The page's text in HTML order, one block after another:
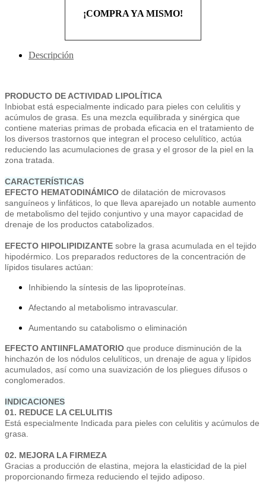
¡COMPRA YA MISMO!
Descripción
PRODUCTO DE ACTIVIDAD LIPOLÍTICA
Inbiobat está especialmente indicado para pieles con celulitis y
acúmulos de grasa. Es una mezcla equilibrada y sinérgica que
contiene materias primas de probada eficacia en el tratamiento de
los diversos trastornos que integran el proceso celulítico, actúa
reduciendo las acumulaciones de grasa y el grosor de la piel en la
zona tratada.
CARACTERÍSTICAS
EFECTO HEMATODINÁMICO de dilatación de microvasos
sanguíneos y linfáticos, lo que lleva aparejado un notable aumento
de metabolismo del tejido conjuntivo y una mayor capacidad de
drenaje de los productos catabolizados.
EFECTO HIPOLIPIDIZANTE sobre la grasa acumulada en el tejido
hipodérmico. Los preparados reductores de la concentración de
lípidos tisulares actúan:
Inhibiendo la síntesis de las lipoproteínas.
Afectando al metabolismo intravascular.
Aumentando su catabolismo o eliminación
EFECTO ANTIINFLAMATORIO que produce disminución de la
hinchazón de los nódulos celulíticos, un drenaje de agua y lípidos
acumulados, así como una suavización de los pliegues difusos o
conglomerados.
INDICACIONES
01. REDUCE LA CELULITIS
Está especialmente Indicada para pieles con celulitis y acúmulos de
grasa.
02. MEJORA LA FIRMEZA
Gracias a producción de elastina, mejora la elasticidad de la piel
proporcionando firmeza reduciendo el tejido adiposo.